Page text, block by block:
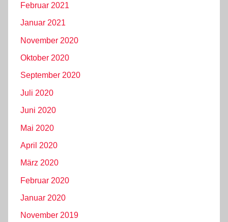
Februar 2021
Januar 2021
November 2020
Oktober 2020
September 2020
Juli 2020
Juni 2020
Mai 2020
April 2020
März 2020
Februar 2020
Januar 2020
November 2019